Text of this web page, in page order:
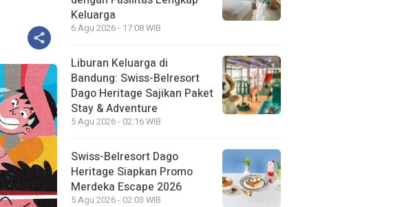
Keluarga
6 Agu 2026 - 17:08 WIB
Liburan Keluarga di
Bandung: Swiss-Belresort
Dago Heritage Sajikan Paket
Stay & Adventure
5 Agu 2026 - 02:16 WIB
Swiss-Belresort Dago
Heritage Siapkan Promo
Merdeka Escape 2026
5 Agu 2026 - 02:03 WIB